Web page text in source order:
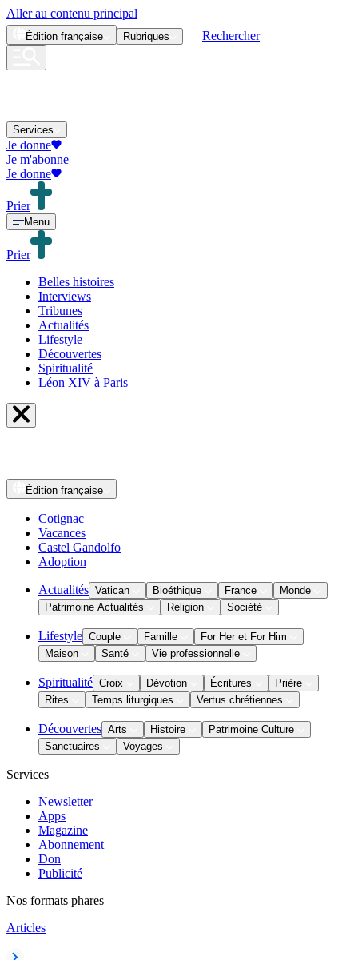
Aller au contenu principal
Édition française Rubriques Rechercher
Services
Je donne
Je m'abonne
Je donne
Prier
Menu
Prier
Belles histoires
Interviews
Tribunes
Actualités
Lifestyle
Découvertes
Spiritualité
Léon XIV à Paris
Édition française
Cotignac
Vacances
Castel Gandolfo
Adoption
Actualités Vatican Bioéthique France
Monde
Patrimoine Actualités
Religion Société
Lifestyle Couple Famille
For Her et For Him
Maison
Santé Vie professionnelle
Spiritualité Croix Dévotion Écritures
Prière
Rites
Temps liturgiques Vertus chrétiennes
Découvertes Arts Histoire
Patrimoine Culture
Sanctuaires
Voyages
Services
Newsletter
Apps
Magazine
Abonnement
Don
Publicité
Nos formats phares
Articles